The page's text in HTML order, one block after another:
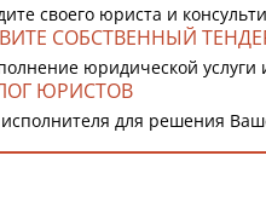
своего юриста и
СОБСТВЕННЫЙ
юридической
ЮРИСТОВ
для решения